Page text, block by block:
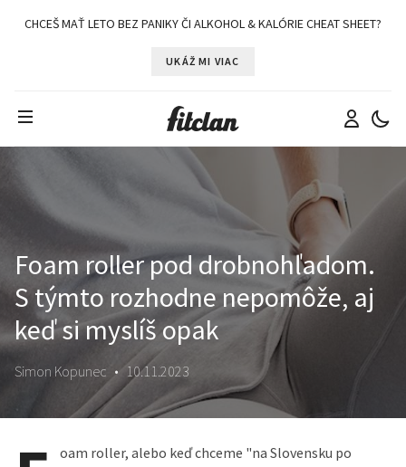
CHCEŠ MAŤ LETO BEZ PANIKY ČI ALKOHOL & KALÓRIE CHEAT SHEET?
UKÁŽ MI VIAC
Foam roller pod drobnohľadom.
S týmto rozhodne nepomôže, aj
keď si myslíš opak
Simon Kopunec • 10.11.2023
oam roller, alebo keď chceme "na Slovensku po